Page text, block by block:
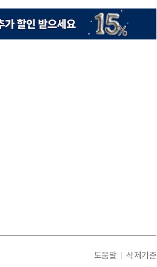
도움말 삭제기준